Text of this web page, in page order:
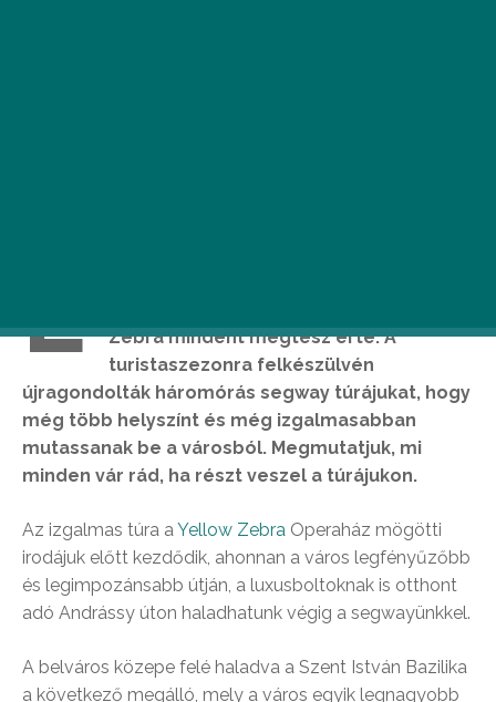
E
Zebra mindent megtesz érte. A
turistaszezonra felkészülvén
újragondolták háromórás segway túrájukat, hogy
még több helyszínt és még izgalmasabban
mutassanak be a városból. Megmutatjuk, mi
minden vár rád, ha részt veszel a túrájukon.
Az izgalmas túra aYellow Zebra Operaház mögötti
irodájuk előtt kezdődik, ahonnan a város legfényűzőbb
és legimpozánsabb útján, a luxusboltoknak is otthont
adó Andrássy úton haladhatunk végig a segwayünkkel.
A belváros közepe felé haladva a Szent István Bazilika
a következő megálló, mely a város egyik legnagyobb